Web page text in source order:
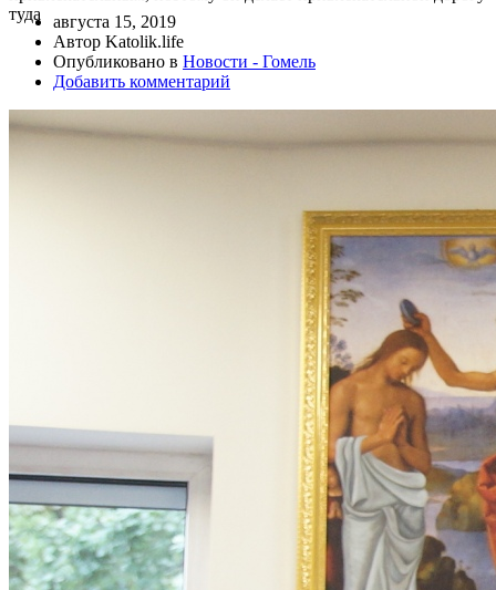
туда
августа 15, 2019
Автор Katolik.life
Опубликовано в Новости - Гомель
Добавить комментарий